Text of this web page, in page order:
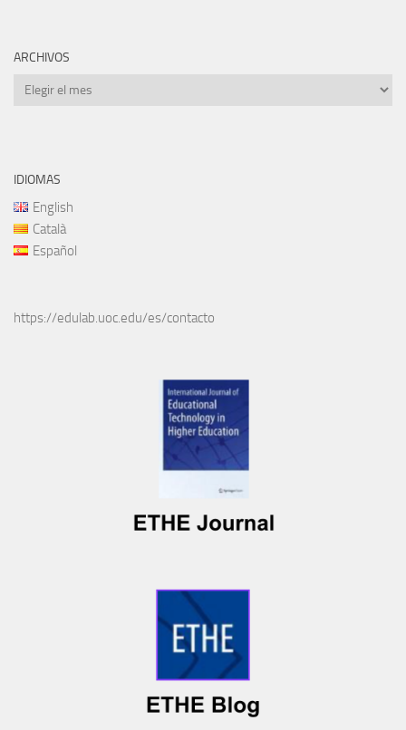
ARCHIVOS
Archivos
IDIOMAS
English
Català
Español
https://edulab.uoc.edu/es/contacto